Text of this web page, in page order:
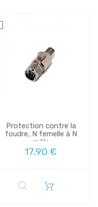
Protection contre la
foudre, N femelle à N
mâle
17,90 €